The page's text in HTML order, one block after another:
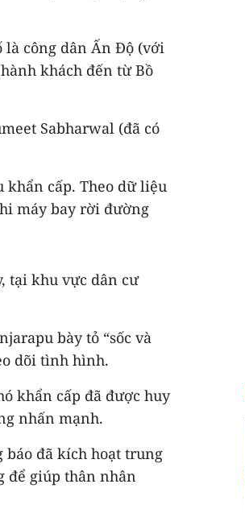
là công dân Ấn Độ (với
khách đến từ Bồ
Sabharwal (đã có
khẩn cấp. Theo dữ liệu
máy bay rời đường
tại khu vực dân cư
bày tỏ “sốc và
dõi tình hình.
khẩn cấp đã được huy
nhấn mạnh.
báo đã kích hoạt trung
để giúp thân nhân